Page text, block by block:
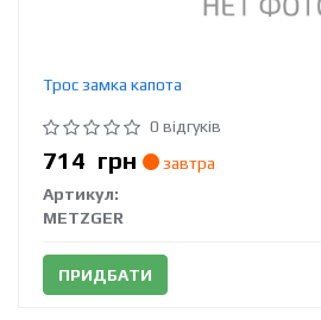
Трос замка капота
0 відгуків
714 грн
завтра
Артикул:
METZGER
ПРИДБАТИ